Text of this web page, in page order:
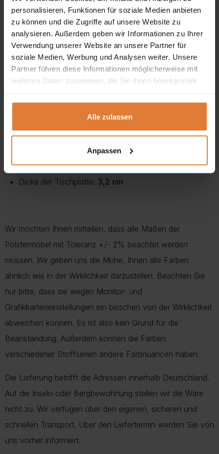
personalisieren, Funktionen für soziale Medien anbieten
zu können und die Zugriffe auf unsere Website zu
analysieren. Außerdem geben wir Informationen zu Ihrer
Verwendung unserer Website an unsere Partner für
soziale Medien, Werbung und Analysen weiter. Unsere
Partner führen diese Informationen möglicherweise mit
weiteren Daten zusammen, die Sie ihnen bereitgestellt
gesammelt haben.
Alle zulassen
Anpassen
Holzbeinenzum Mittelpunkt Ihres Esszimmers werden, wo
Funktionalität auf Eleganz trifft. Er bietet nicht nur einen
bequemen Platz zum Essen, sondern auch die perfekte
Kulisse für Familientreffen und Partys.
Abmessungen:
Breite:120 cm
Höhe:78 cm
Dicke der Tischplatte: 3,2 cm
Wir möchten Ihnen mitteilen, dass alle Maßen der
Polstermöbel mit Toleranz +/- 2% beachtet werden
müssen. Wir geben uns die Mühe, Ihnen alle Farben
ähnlich wie in der Wirklichkeit darzustellen. Beachten Sie
nur bitte, dass sie wegen Monitor- und
Grafikkarteneinstellungen ein bisschen von der Wirklichkeit
abweichen können. Es ist also kein Grund für die
Beanstandung. Außerdem können die Farben
verschiedener Stoffserien andere Farbnuancen haben.
Die Lieferung betrifft die Adressen innerhalb Deutschland.
Auf die Inseln oder Bergbewohnung stellen wir die Ware
nicht zu. Wir verfügen über den eigenen, sicheren und
schnellen Transport. Über den Liefertermin werden Sie von
uns vorher informiert.